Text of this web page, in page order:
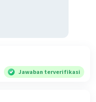
Jawaban terverifikasi